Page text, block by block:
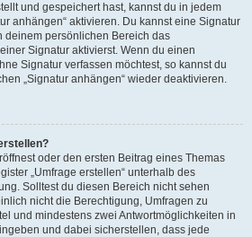
und gespeichert hast, kannst du in jedem
anhängen“ aktivieren. Du kannst eine Signatur
deinem persönlichen Bereich das
Signatur aktivierst. Wenn du einen
Signatur verfassen möchtest, so kannst du
„Signatur anhängen“ wieder deaktivieren.
oder den ersten Beitrag eines Themas
„Umfrage erstellen“ unterhalb des
Solltest du diesen Bereich nicht sehen
nicht die Berechtigung, Umfragen zu
und mindestens zwei Antwortmöglichkeiten in
und dabei sicherstellen, dass jede